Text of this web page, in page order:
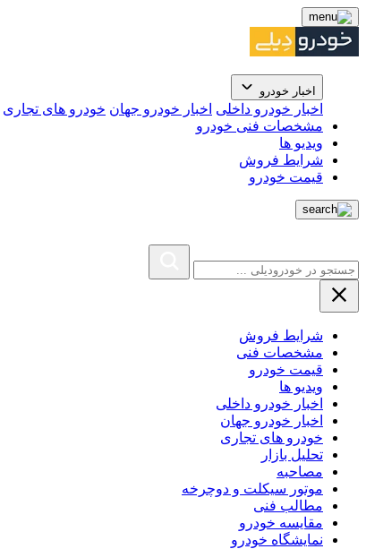
اخبار خودرو
اخبار خودرو داخلی اخبار خودرو جهان خودرو های تجاری
مشخصات فنی خودرو
ویدیو ها
شرایط فروش
قیمت خودرو
شرایط فروش
مشخصات فنی
قیمت خودرو
ویدیو ها
اخبار خودرو داخلی
اخبار خودرو جهان
خودرو های تجاری
تحلیل بازار
مصاحبه
موتور سیکلت و دوچرخه
مطالب فنی
مقایسه خودرو
نمایشگاه خودرو